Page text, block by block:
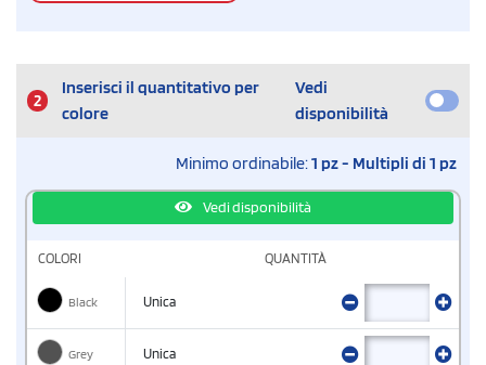
2
Inserisci il quantitativo per
colore
Vedi
disponibilità
Minimo ordinabile:1 pz - Multipli di 1 pz
Vedi disponibilità
COLORI QUANTITÀ
Black Unica
Grey Unica